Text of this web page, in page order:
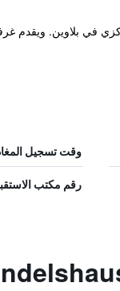
وهذا بيت الضيافة وفي موقع
وقت تسجيل
رقم مكتب